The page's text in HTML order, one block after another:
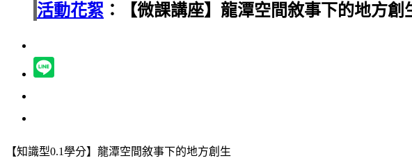
活動花絮 ：【微課講座】龍潭空間敘事下的地方創
【知識型0.1學分】龍潭空間敘事下的地方創生